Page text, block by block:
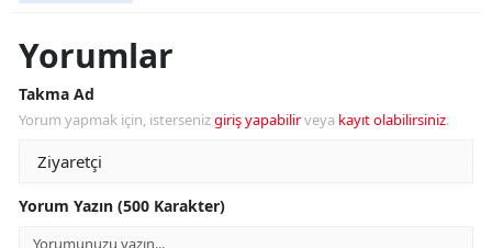
Yorumlar
Takma Ad
Yorum yapmak için, istersenizgiriş yapabilirveya kayıt olabilirsiniz.
Yorum Yazın (500 Karakter)